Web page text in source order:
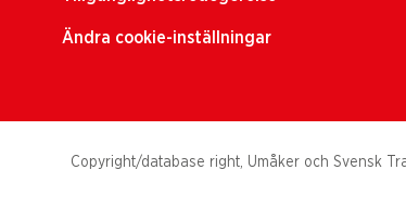
Ändra cookie-inställningar
Copyright/database right, Umåker och Svensk